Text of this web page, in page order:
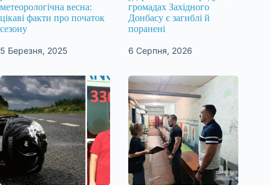
метеорологічна весна:
цікаві факти про початок
сезону
5 Березня, 2025
громадах Західного
Донбасу є загиблі й
поранені
6 Серпня, 2026